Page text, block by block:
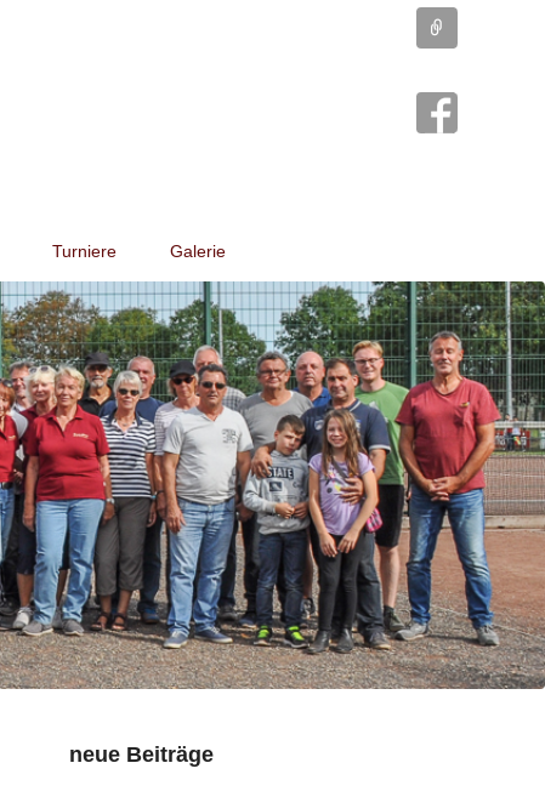
Turniere Galerie
neue Beiträge